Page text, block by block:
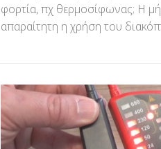
φορτία, πχ θερμοσίφωνας; Η
απαραίτητη η χρήση του